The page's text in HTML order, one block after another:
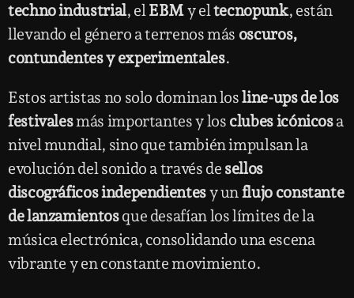
techno industrial, elEBMy eltecnopunk, están
llevando el género a terrenos más oscuros,
contundentes y experimentales.
Estos artistas no solo dominan losline-ups de los
festivalesmás importantes y los clubes icónicosa
nivel mundial, sino que también impulsan la
evolución del sonido a través de sellos
discográficos independientesy unflujo constante
de lanzamientosque desafían los límites de la
música electrónica, consolidando una escena
vibrante y en constante movimiento.